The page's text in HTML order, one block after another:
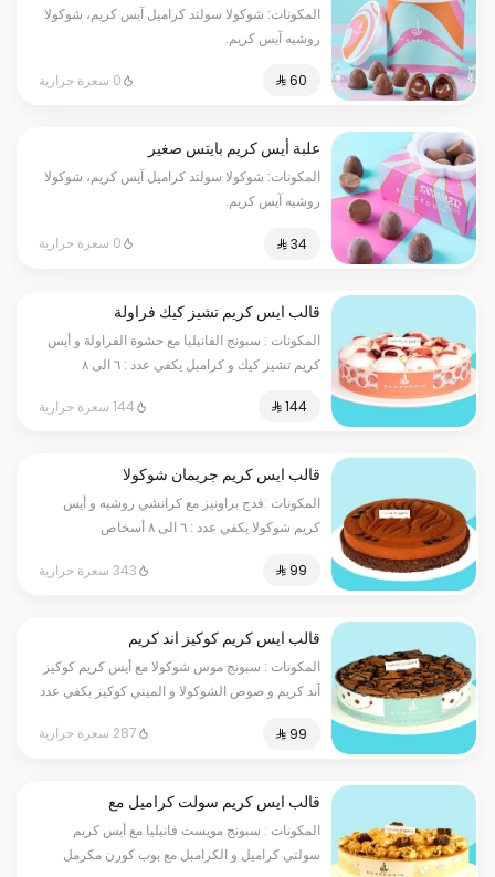
المكونات: شوكولا سولتد كراميل آيس كريم، شوكولا
روشيه آيس كريم.
0 سعرة حرارية
علبة أيس كريم بايتس صغير
المكونات: شوكولا سولتد كراميل آيس كريم، شوكولا
روشيه آيس كريم.
⁨⁦‪‬ 34⁩ 0 سعرة حرارية
قالب ايس كريم تشيز كيك فراولة
المكونات : سبونج الفانيليا مع حشوة الفراولة و أيس
كريم تشيز كيك و كرامبل يكفي عدد : ٦ الى ٨
⁨⁦‪‬ 144⁩
144 سعرة حرارية
قالب ايس كريم جريمان شوكولا
المكونات :فدج براونيز مع كرانشي روشيه و أيس
كريم شوكولا يكفي عدد : ٦ الى ٨ أسخاص
343 سعرة حرارية
قالب ايس كريم كوكيز اند كريم
المكونات : سبونج موس شوكولا مع أيس كريم كوكيز
آند كريم و صوص الشوكولا و الميني كوكيز يكفي عدد
287 سعرة حرارية
قالب ايس كريم سولت كراميل مع
بوب كورن
المكونات : سبونج مويست فانيليا مع أيس كريم
سولتي كراميل و الكرامبل مع بوب كورن مكرمل